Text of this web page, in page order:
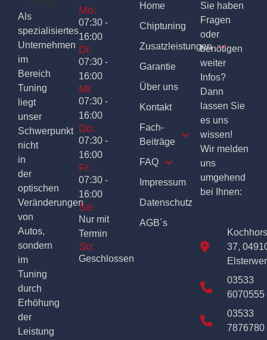
Als
spezialisiertes
Unternehmen
im
Bereich
Tuning
liegt
unser
Schwerpunkt
nicht
in
der
optischen
Veränderungen
von
Autos,
sondern
im
Tuning
durch
Erhöhung
der
Leistung
Mo:
07:30 -
16:00
Di:
07:30 -
16:00
Mi:
07:30 -
16:00
Do:
07:30 -
16:00
Fr:
07:30 -
16:00
Sa:
Nur mit
Termin
So:
Geschlossen
Home
Chiptuning
Zusatzleistungen
Garantie
Über uns
Kontakt
Fach-
Beiträge
FAQ
Impressum
Datenschutz
AGB´s
Sie haben
Fragen
oder
benötigen
weiter
Infos?
Dann
lassen Sie
es uns
wissen!
Wir melden
uns
umgehend
bei Ihnen:
37,
03533
6070555
03533
7876780